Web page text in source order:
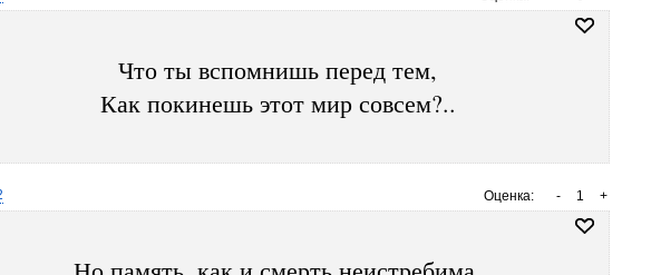
Что ты вспомнишь перед тем,
Как покинешь этот мир совсем?..
Оценка: +
1
-